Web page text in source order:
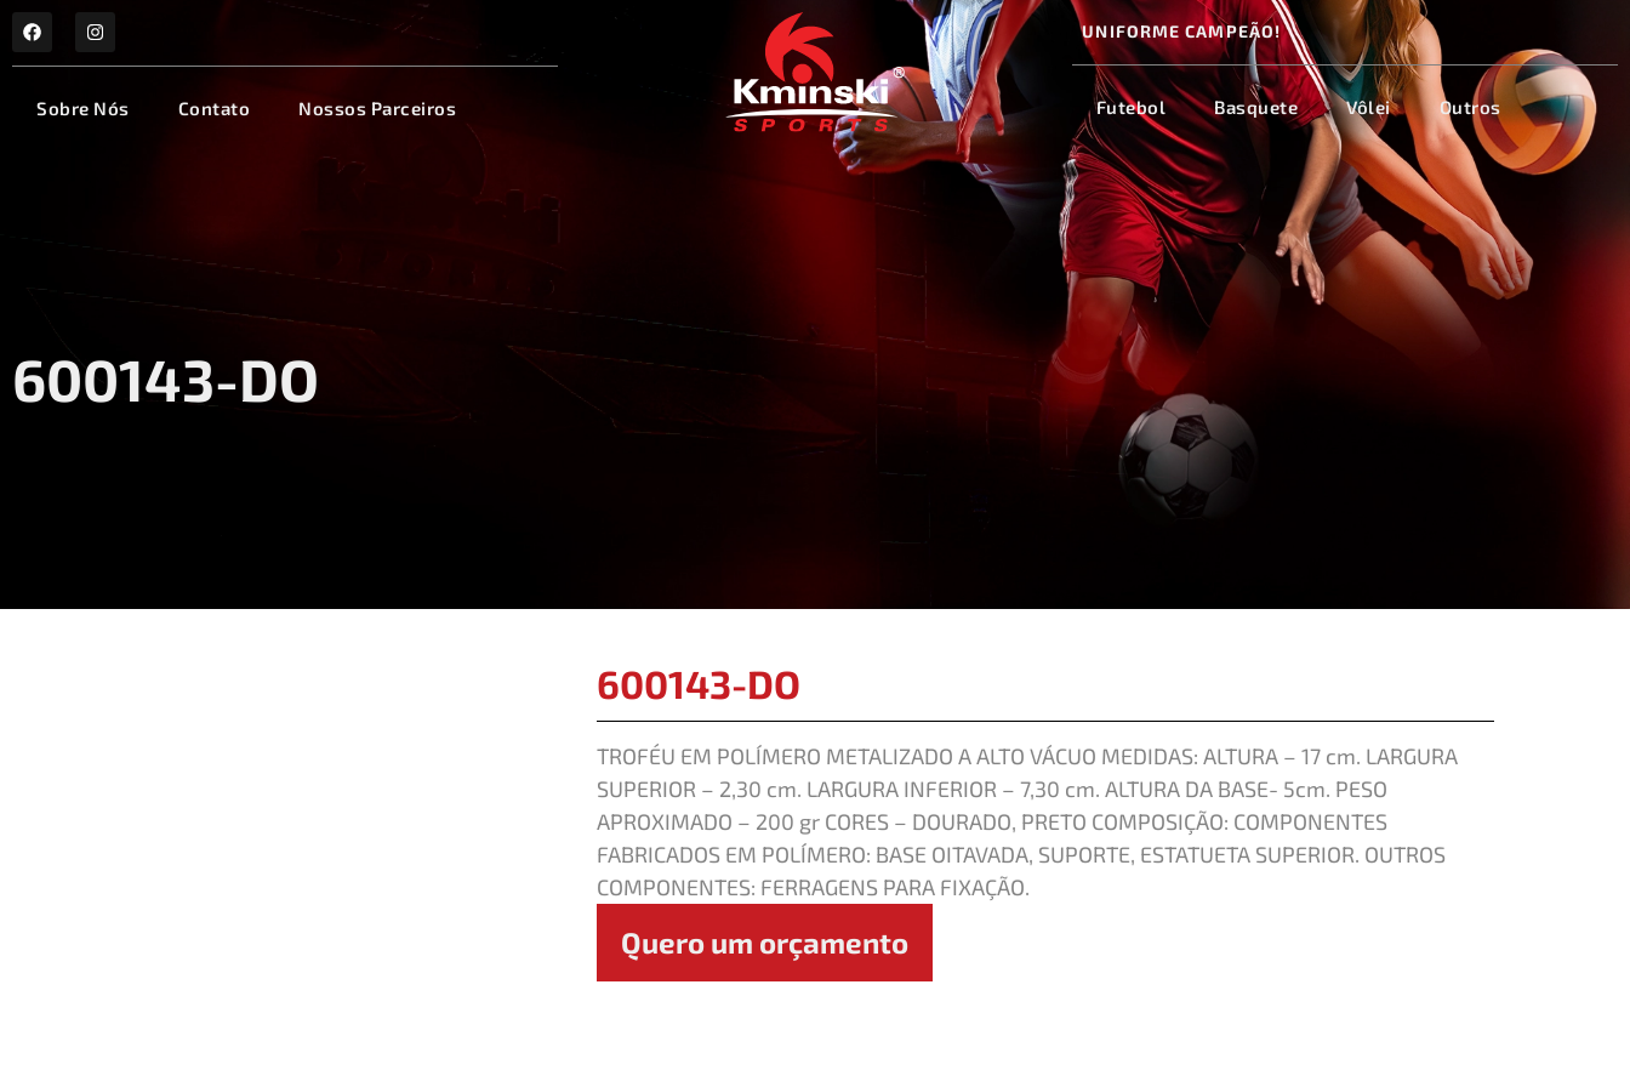
Sobre Nós Contato Nossos Parceiros
UNIFORME CAMPEÃO!
Futebol Basquete Vôlei Outros
600143-DO
600143-DO
TROFÉU EM POLÍMERO METALIZADO A ALTO VÁCUO MEDIDAS: ALTURA – 17 cm. LARGURA
SUPERIOR – 2,30 cm. LARGURA INFERIOR – 7,30 cm. ALTURA DA BASE- 5cm. PESO
APROXIMADO – 200 gr CORES – DOURADO, PRETO COMPOSIÇÃO: COMPONENTES
FABRICADOS EM POLÍMERO: BASE OITAVADA, SUPORTE, ESTATUETA SUPERIOR. OUTROS
COMPONENTES: FERRAGENS PARA FIXAÇÃO.
Quero um orçamento